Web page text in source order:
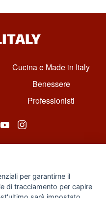
Cucina e Made in Italy
Benessere
Professionisti
Solution LTD, Forest House
per garantirne il
di tracciamento per capire